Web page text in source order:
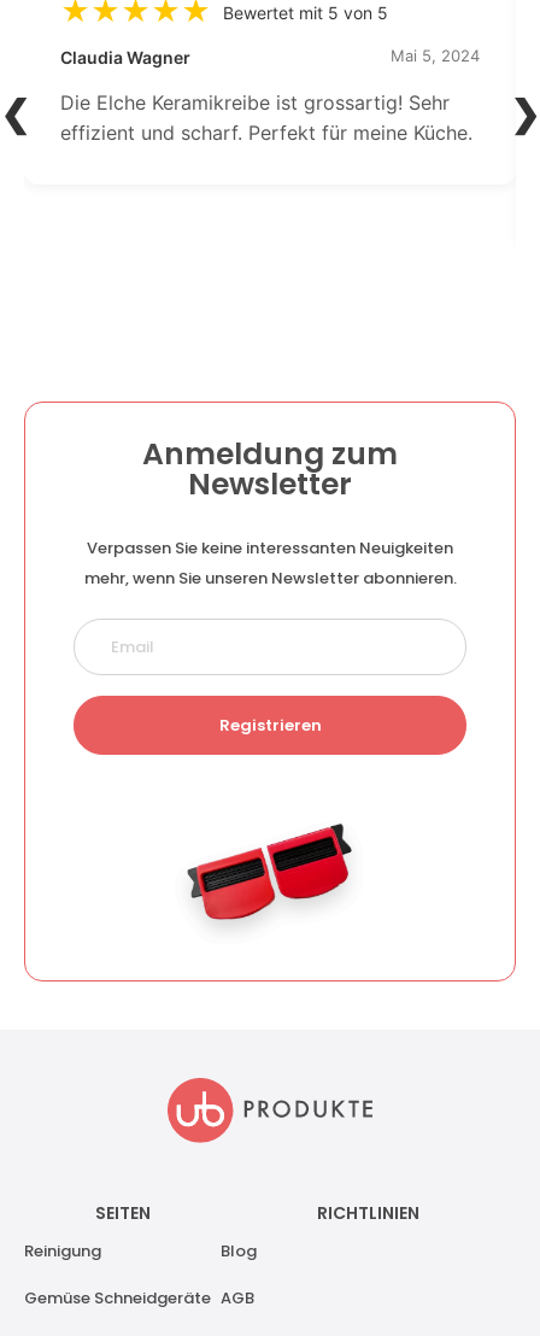
Bewertet mit 5 von 5
Claudia Wagner Mai 5, 2024
Die Elche Keramikreibe ist grossartig! Sehr
effizient und scharf. Perfekt für meine Küche.
Anmeldung zum
Newsletter
Verpassen Sie keine interessanten Neuigkeiten
mehr, wenn Sie unseren Newsletter abonnieren.
Registrieren
SEITEN
Reinigung
Gemüse Schneidgeräte
RICHTLINIEN
Blog
AGB